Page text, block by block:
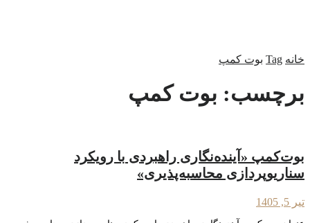
خانه Tag بوت کمپ
برچسب: بوت کمپ
بوت‌کمپ «آینده‌نگاری راهبردی با رویکرد
سناریوپردازی محاسبه‌پذیری»
تیر 5, 1405